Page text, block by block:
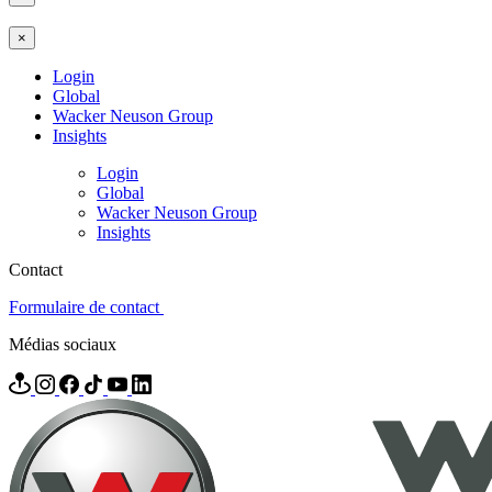
×
Login
Global
Wacker Neuson Group
Insights
Login
Global
Wacker Neuson Group
Insights
Contact
Formulaire de contact
Médias sociaux